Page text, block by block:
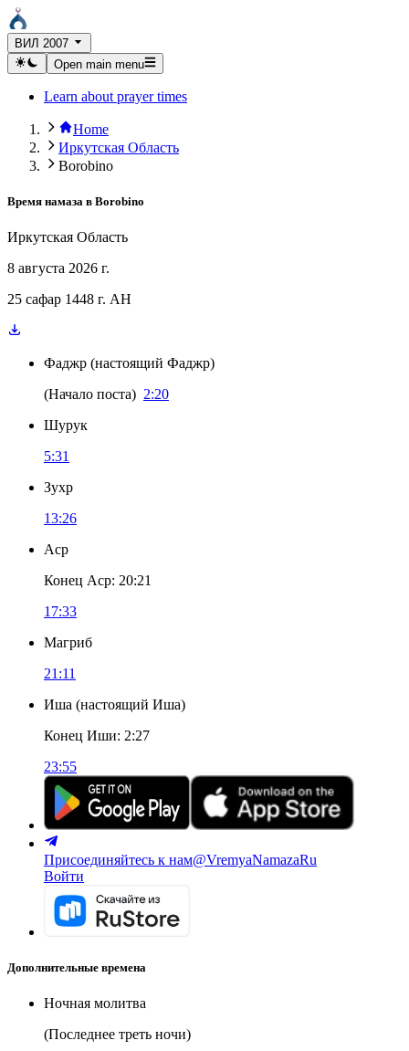
ВИЛ 2007
Open main menu
Learn about prayer times
Home
Иркутская Область
Borobino
Время намаза в Borobino
Иркутская Область
8 августа 2026 г.
25 сафар 1448 г. AH
Фаджр (настоящий Фаджр)
(Начало поста) 2:20
Шурук
5:31
Зухр
13:26
Аср
Конец Аср: 20:21
17:33
Магриб
21:11
Иша (настоящий Иша)
Конец Иши: 2:27
23:55
Присоединяйтесь к нам@VremyaNamazaRu
Войти
Дополнительные времена
Ночная молитва
(Последнее треть ночи)